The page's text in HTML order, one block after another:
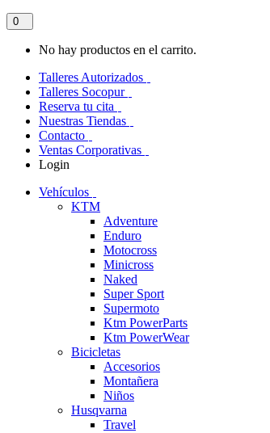
0
No hay productos en el carrito.
Talleres Autorizados
Talleres Socopur
Reserva tu cita
Nuestras Tiendas
Contacto
Ventas Corporativas
Login
Vehículos
KTM
Adventure
Enduro
Motocross
Minicross
Naked
Super Sport
Supermoto
Ktm PowerParts
Ktm PowerWear
Bicicletas
Accesorios
Montañera
Niños
Husqvarna
Travel